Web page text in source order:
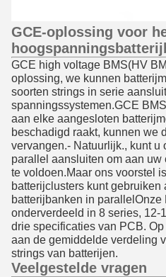
GCE-oplossing voor
GCE high voltage BMS(HV
oplossing, we kunnen
soorten strings in serie
spanningssystemen.GCE
aan elke aangesloten
beschadigd raakt, kunnen we
vervangen.- Natuurlijk., kunt u
parallel aansluiten om aan
te voldoen.Maar ons voorstel
batterijclusters kunt gebruiken
batterijbanken in parallelOnze
onderverdeeld in 8 series, 12-
drie specificaties van PCB.
aan de gemiddelde verdeling
strings van batterijen.
Veelgestelde vragen